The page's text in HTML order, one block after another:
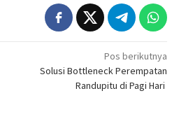
Pos berikutnya
Solusi Bottleneck Perempatan
Randupitu di Pagi Hari